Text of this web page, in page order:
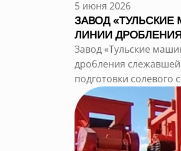
5 июня 2026
ЗАВОД
ЛИНИИ
Завод «Тульские
дробления
подготовки